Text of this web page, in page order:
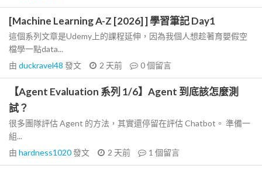
[Machine Learning A-Z [2026] ] 學習筆記 Day1
這個系列文章是Udemy上的課程延伸，因為我個人想趁著育嬰假空
檔學一點data...
由 duckravel48 發文 2 天前 0個留言
【Agent Evaluation 系列 1/6】Agent 到底該怎麼測
試？
很多團隊評估 Agent 的方法，其實還停留在評估 Chatbot。 準備一
組...
由 hardness1020發文 2 天前 1 個留言